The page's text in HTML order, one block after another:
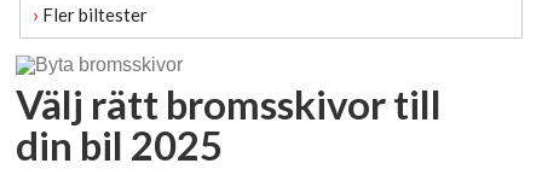
› Fler biltester
Välj rätt bromsskivor till
din bil 2025